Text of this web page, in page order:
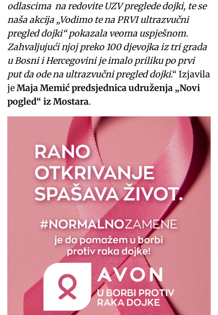
odlascima na redovite UZV preglede dojki, te se
naša akcija „Vodimo te na PRVI ultrazvučni
pregled dojki“ pokazala veoma uspješnom.
Zahvaljujući njoj preko 100 djevojka iz tri grada
u Bosni i Hercegovini je imalo priliku po prvi
put da ode na ultrazvučni pregled dojki.“ Izjavila
jeMaja Memić predsjednica udruženja „Novi
pogled“ iz Mostara.